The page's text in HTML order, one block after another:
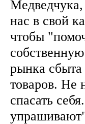
Медведчука,
нас в свой
чтобы
рынка
товаров. Не
спасать